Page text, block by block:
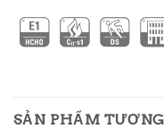
SẢN PHẨM